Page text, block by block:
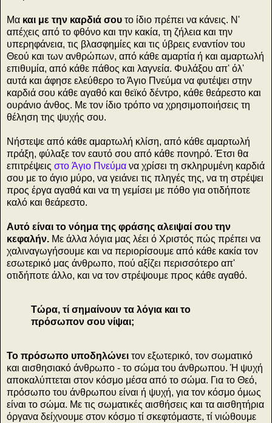
Μα και με την καρδιά σου το ίδιο πρέπει να κάνεις. Ν'
απέχεις από το φθόνο και την κακία, τη ζήλεια και την
υπερηφάνεια, τις βλασφημίες και τις ύβρεις εναντίον του
Θεού και των ανθρώπων, από κάθε αμαρτία ή και αμαρτωλή
επιθυμία, από κάθε πάθος και λαγνεία. Φυλάξου απ' όλ'
αυτά και άφησε ελεύθερο το Άγιο Πνεύμα να φυτέψει στην
καρδιά σου κάθε αγαθό και θεϊκό δέντρο, κάθε θεάρεστο και
ουράνιο άνθος. Με τον ίδιο τρόπο να χρησιμοποιήσεις τη
θέληση της ψυχής σου.
Νήστεψε από κάθε αμαρτωλή κλίση, από κάθε αμαρτωλή
πράξη, φύλαξε τον εαυτό σου από κάθε πονηρό. Έτσι θα
επιτρέψεις στο Άγιο Πνεύμα να χρίσει τη σκληρυμένη καρδιά
σου με το άγιο μύρο, να γειάνει τις πληγές της, να τη στρέψει
προς έργα αγαθά και να τη γεμίσει με πόθο για οτιδήποτε
καλό και θεάρεστο.
Αυτό είναι το νόημα της φράσης αλειψαί σου την
κεφαλήν. Με άλλα λόγια μας λέει ό Χριστός πώς πρέπει να
χαλιναγωγήσουμε και να περιορίσουμε από κάθε κακία τον
εσωτερικό μας άνθρωπο, πού αξίζει περισσότερο απ'
οτιδήποτε άλλο, και να τον στρέψουμε προς κάθε αγαθό.
Τώρα, τί σημαίνουν τα λόγια και το
πρόσωπον σου νίψαι;
Το πρόσωπο υποδηλώνει τον εξωτερικό, τον σωματικό
και αισθησιακό άνθρωπο - το σώμα του άνθρωπου. Ή ψυχή
αποκαλύπτεται στον κόσμο μέσα από το σώμα. Για το Θεό,
πρόσωπο του άνθρωπου είναι ή ψυχή, για τον κόσμο όμως
είναι το σώμα. Με τις σωματικές αισθήσεις και τα αισθητήρια
όργανα δείχνουμε στον κόσμο τί σκεφτόμαστε, τί νιώθουμε